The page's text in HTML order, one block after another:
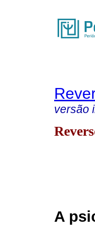
versão
A